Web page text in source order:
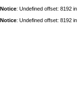
Notice: Undefined offset: 8192 in
Notice: Undefined offset: 8192 in